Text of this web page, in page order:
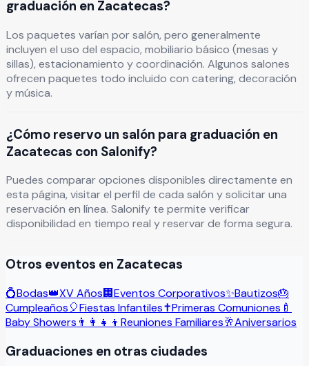
graduación en Zacatecas?
Los paquetes varían por salón, pero generalmente
incluyen el uso del espacio, mobiliario básico (mesas y
sillas), estacionamiento y coordinación. Algunos salones
ofrecen paquetes todo incluido con catering, decoración
y música.
¿Cómo reservo un salón para graduación en
Zacatecas con Salonify?
Puedes comparar opciones disponibles directamente en
esta página, visitar el perfil de cada salón y solicitar una
reservación en línea. Salonify te permite verificar
disponibilidad en tiempo real y reservar de forma segura.
Otros eventos en Zacatecas
💍Bodas👑XV Años🏢Eventos Corporativos✨Bautizos🎂
Cumpleaños🎈Fiestas Infantiles✝️Primeras Comuniones 🍼
Baby Showers 👨‍👩‍👧‍👦 Reuniones Familiares🥂Aniversarios
Graduaciones en otras ciudades